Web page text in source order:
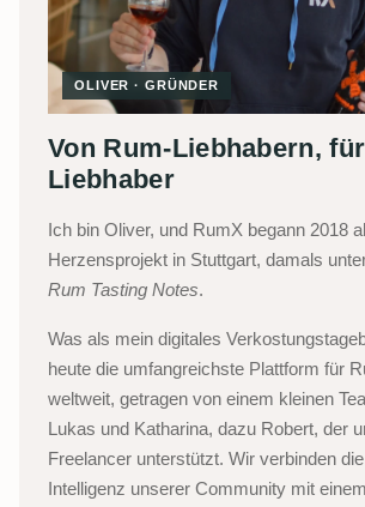
OLIVER · GRÜNDER
Von Rum-Liebhabern,
Liebhaber
Ich bin Oliver, und RumX begann 2018
Herzensprojekt in Stuttgart, damals
Rum Tasting Notes.
Was als mein digitales
heute die umfangreichste Plattform für
weltweit, getragen von einem kleinen
Lukas und Katharina, dazu Robert, der
Freelancer unterstützt. Wir verbinden
Intelligenz unserer Community mit